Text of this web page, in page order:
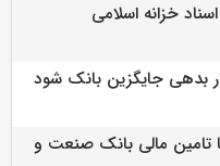
خزانه اسلامی
بدهی جایگزین بانک شود
تامین مالی بانک صنعت و